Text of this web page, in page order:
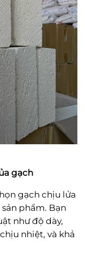
gạch
gạch chịu lửa
phẩm. Bạn
như độ dày,
nhiệt, và khả